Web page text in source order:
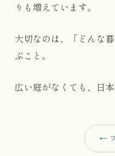
りも増えています。
大切なのは、「どんな
ぶこと。
広い庭がなくても、日
←